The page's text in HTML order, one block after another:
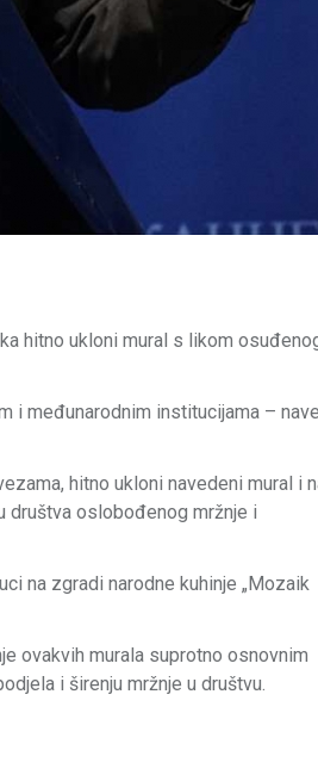
hitno ukloni mural s likom
i međunarodnim institucijama –
hitno ukloni navedeni mural i
društva oslobođenog mržnje i
na zgradi narodne kuhinje „Mozaik
ovakvih murala suprotno osnovnim
i širenju mržnje u društvu.